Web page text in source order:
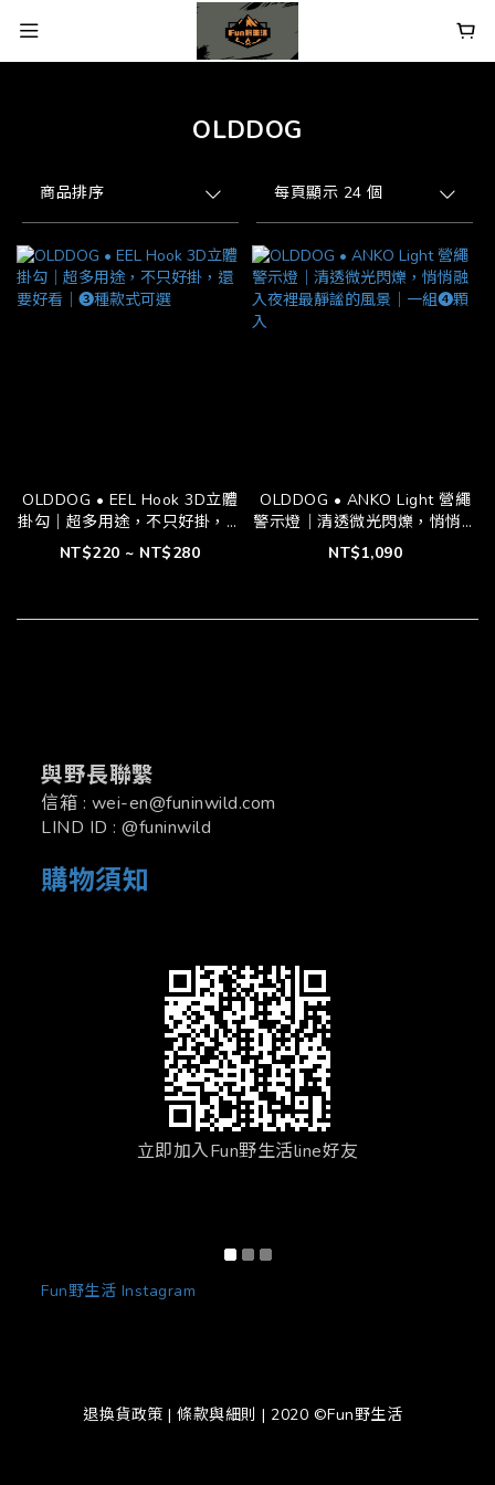
OLDDOG
商品排序 每頁顯示 24 個
OLDDOG • EEL Hook 3D立體
掛勾｜超多用途，不只好掛，還
要好看｜➌種款式可選
NT$220 ~ NT$280
OLDDOG • ANKO Light 營繩
警示燈｜清透微光閃爍，悄悄融
入夜裡最靜謐的風景｜一組❹顆
入
NT$1,090
與野長聯繫
信箱 : wei-en@funinwild.com
LIND ID : @funinwild
購物須知
立即加入Fun野生活line好友
Fun野生活 Instagram
退換貨政策 | 條款與細則 | 2020 ©Fun野生活